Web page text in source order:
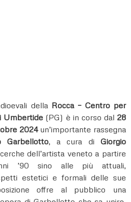
della Rocca – Centro per
Umbertide (PG) è in corso dal28
2024un’importante rassegna
Garbellotto, a cura diGiorgio
dell’artista veneto a partire
’90 sino alle più attuali,
estetici e formali delle sue
offre al pubblico una